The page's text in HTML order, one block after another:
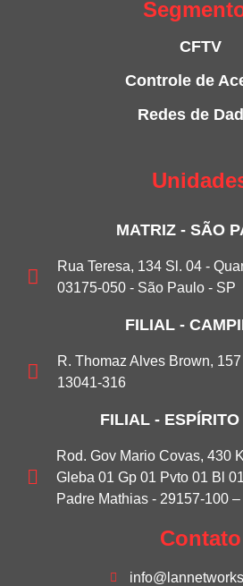
CFTV
Controle de
Redes de
MATRIZ - SÃO
Rua Teresa, 134 Sl. 04 -
03175-050 - São Paulo - SP
FILIAL -
R. Thomaz Alves Brown,
13041-316
FILIAL -
Rod. Gov Mario Covas, 430
Gleba 01 Gp 01 Pvto 01 Bl
Padre Mathias - 29157-100
Contato